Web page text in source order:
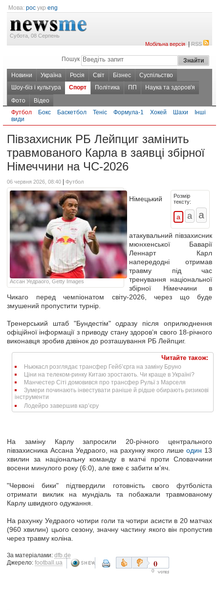
Мова: рос укр eng
Субота, 08 Серпень
Мобільна версія|RSS
Пошук
Новини Україна Росія Світ Бізнес
Суспільство
Шоу-біз і культура
Спорт Політика ПП
Наука та здоров'я
Фото
Відео
Футбол
Бокс Баскетбол Теніс Формула-1 Хокей Шахи
Інші
види
Півзахисник РБ Лейпциг замінить
травмованого Карла в заявці збірної
Німеччини на ЧС-2026
06 червня 2026, 08:40 Футбол
Ассан Уедраого, Getty Images
Розмір
тексту:
Німецький
атакувальний півзахисник
мюнхенської Баварії
Леннарт Карл
напередодні отримав
травму під час
тренування національної
збірної Німеччини в
Чикаго перед чемпіонатом світу-2026, через що буде
змушений пропустити турнір.
Тренерський штаб "Бундестім" одразу після оприлюднення
офіційної інформації з приводу стану здоров’я свого 18-річного
виконавця зробив дзвінок до розташування РБ Лейпциг.
Читайте також:
Ньюкасл розглядає трансфер Гейб’єрга на заміну Бруно
Ціни на телеком-ринку Китаю зростають. Чи краще в Україні?
Манчестер Сіті домовився про трансфер Рульї з Марселя
Зумери починають інвестувати раніше й рідше обирають ризикові
інструменти
Лодейро завершив кар’єру
На заміну Карлу запросили 20-річного центрального
півзахисника Ассана Уедраого, на рахунку якого лишеодин 13
хвилин за національну команду в матчі проти Словаччини
восени минулого року (6:0), але вже є забити м’яч.
"Червоні бики" підтвердили готовність свого футболіста
отримати виклик на мундіаль та побажали травмованому
Карлу швидкого одужання.
На рахунку Уедраого чотири голи та чотири асисти в 20 матчах
(960 хвилин) цього сезону, значну частину якого він пропустив
через травму коліна.
За матеріалами: dfb.de
Джерело: football.ua 0
0